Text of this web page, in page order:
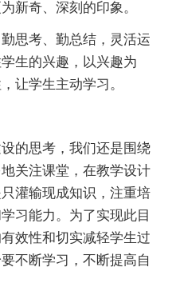
新奇、深刻的印象。
思考、勤总结，灵活运
生的兴趣，以兴趣为
让学生主动学习。
的思考，我们还是围绕
关注课堂，在教学设计
灌输现成知识，注重培
习能力。为了实现此目
效性和切实减轻学生过
不断学习，不断提高自